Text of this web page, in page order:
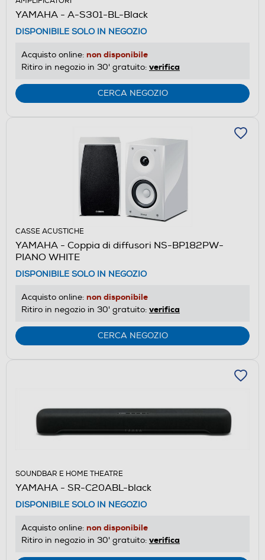
YAMAHA - A-S301-BL-Black
DISPONIBILE SOLO IN NEGOZIO
Acquisto online: non disponibile
Ritiro in negozio in 30' gratuito: verifica
CERCA NEGOZIO
CASSE ACUSTICHE
YAMAHA - Coppia di diffusori NS-BP182PW-
PIANO WHITE
DISPONIBILE SOLO IN NEGOZIO
Acquisto online: non disponibile
Ritiro in negozio in 30' gratuito: verifica
CERCA NEGOZIO
SOUNDBAR E HOME THEATRE
YAMAHA - SR-C20ABL-black
DISPONIBILE SOLO IN NEGOZIO
Acquisto online: non disponibile
Ritiro in negozio in 30' gratuito: verifica